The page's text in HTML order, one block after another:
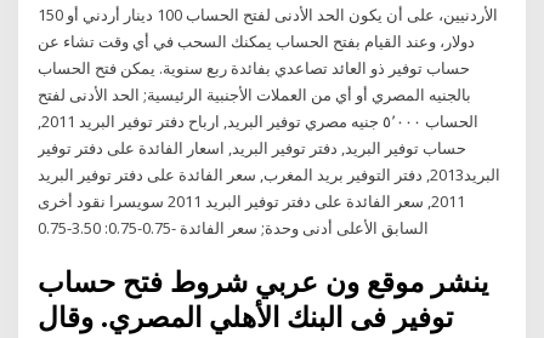
الأردنيين، على أن يكون الحد الأدنى لفتح الحساب 100 دينار أردني أو 150
دولار، وعند القيام بفتح الحساب يمكنك السحب في أي وقت تشاء عن
حساب توفير ذو العائد تصاعدي بفائدة ربع سنوية. يمكن فتح الحساب
بالجنيه المصري أو أي من العملات الأجنبية الرئيسية; الحد الأدنى لفتح
الحساب ٥٬٠٠٠ جنيه مصري توفير البريد, ارباح دفتر توفير البريد 2011,
حساب توفير البريد, دفتر توفير البريد, اسعار الفائدة على دفتر توفير
البريد2013, دفتر التوفير بريد المغرب, سعر الفائدة على دفتر توفير البريد
2011, سعر الفائدة على دفتر توفير البريد 2011 سويسرا نقود أخرى
السابق الأعلى أدنى وحدة; سعر الفائدة -0.75-0.75: 3.50-0.75
ينشر موقع ون عربي شروط فتح حساب
توفير فى البنك الأهلي المصري. وقال